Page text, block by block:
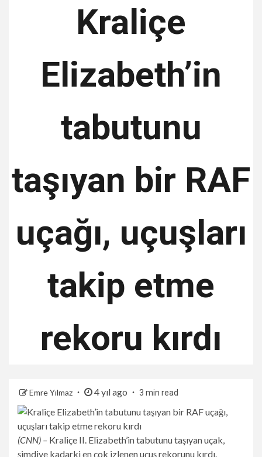
Kraliçe
Elizabeth’in
tabutunu
taşıyan bir RAF
uçağı, uçuşları
takip etme
rekoru kırdı
Emre Yılmaz 4 yıl ago 3 min read
(CNN) – Kraliçe II. Elizabeth’in tabutunu taşıyan uçak,
şimdiye kadarki en çok izlenen uçuş rekorunu kırdı.